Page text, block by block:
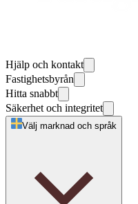
Hjälp och kontakt
Fastighetsbyrån
Hitta snabbt
Säkerhet och integritet
Välj marknad och språk